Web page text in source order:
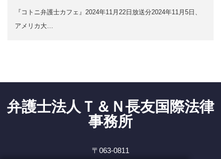
『コトニ弁護士カフェ』2024年11月22日放送分2024年11月5日、
アメリカ大…
弁護士法人Ｔ＆Ｎ長友国際法律
事務所
〒063-0811